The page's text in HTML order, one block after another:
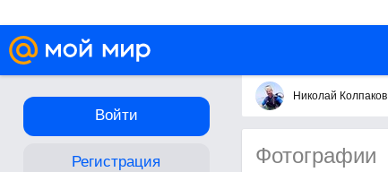
Войти
Регистрация
Николай Колпаков
Фотографии